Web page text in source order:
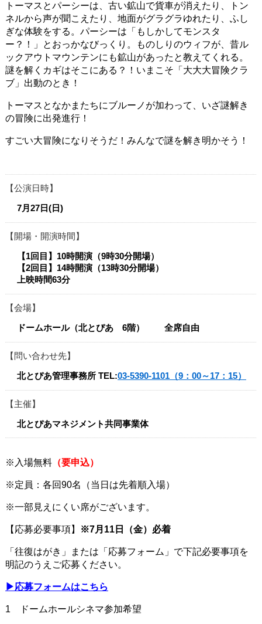
トーマスとパーシーは、古い鉱山で貨車が消えたり、トン
ネルから声が聞こえたり、地面がグラグラゆれたり、ふし
ぎな体験をする。パーシーは「もしかしてモンスタ
ー？！」とおっかなびっくり。ものしりのウィフが、昔ル
ックアウトマウンテンにも鉱山があったと教えてくれる。
謎を解くカギはそこにある？！いまこそ「大大大冒険クラ
ブ」出動のとき！
トーマスとなかまたちにブルーノが加わって、いざ謎解き
の冒険に出発進行！
すごい大冒険になりそうだ！みんなで謎を解き明かそう！​
公演日時
7月27日(日)
開場・開演時間
【1回目】10時開演（9時30分開場）
【2回目】14時開演（13時30分開場）
上映時間63分​​
会場
ドームホール（北とぴあ 6階） 全席自由
問い合わせ先
北とぴあ管理事務所 TEL:03-5390-1101（9：00～17：15）
主催
北とぴあマネジメント共同事業体
※入場無料（要申込）
※定員：各回90名（当日は先着順入場）
※一部見えにくい席がございます。
【応募必要事項】 ※7月11日（金）必着
「往復はがき」または「応募フォーム」で下記必要事項を
明記のうえご応募ください。
▶応募フォームはこちら
1 ドームホールシネマ参加希望